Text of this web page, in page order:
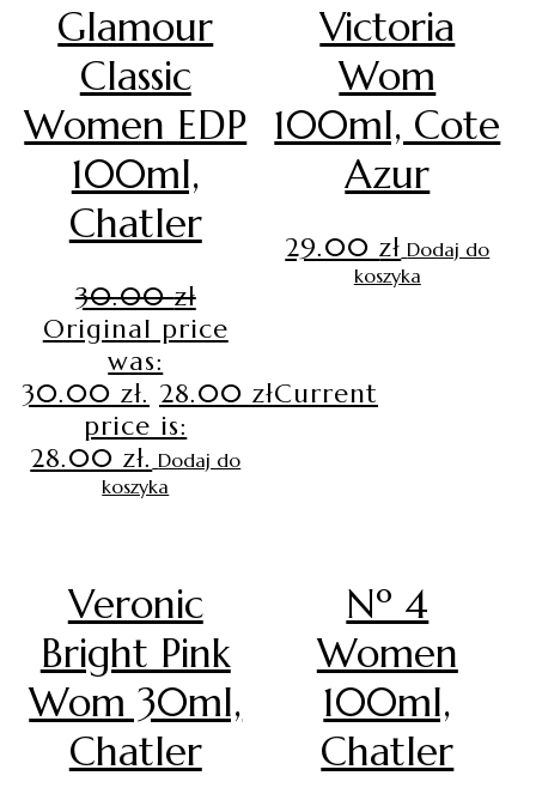
Glamour
Classic
Women EDP
100ml,
Chatler
30.00zł
Original price
was:
30.00 zł. 28.00 złCurrent
price is:
28.00 zł. Dodaj do
koszyka
Victoria
Wom
100ml, Cote
Azur
29.00zł Dodaj do
koszyka
Veronic
Bright Pink
Wom 30ml,
Chatler
Nº 4
Women
100ml,
Chatler